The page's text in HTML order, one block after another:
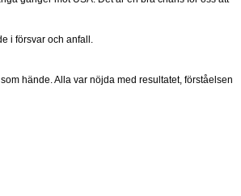
i försvar och anfall.
hände. Alla var nöjda med resultatet, förståelsen